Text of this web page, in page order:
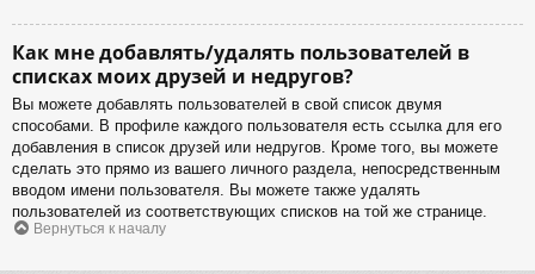
Как мне добавлять/удалять пользователей в
списках моих друзей и недругов?
Вы можете добавлять пользователей в свой список двумя
способами. В профиле каждого пользователя есть ссылка для его
добавления в список друзей или недругов. Кроме того, вы можете
сделать это прямо из вашего личного раздела, непосредственным
вводом имени пользователя. Вы можете также удалять
пользователей из соответствующих списков на той же странице.
Вернуться к началу